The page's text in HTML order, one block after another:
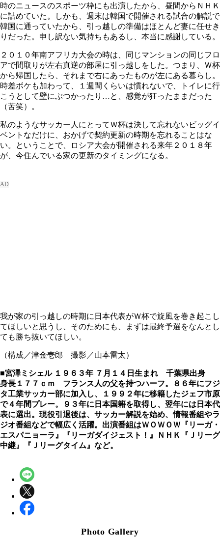
時のニュースのスポーツ枠にも出演したから、昼間からＮＨＫ
に詰めていた。しかも、週末は韓国で開催される試合の解説で
韓国に通っていたから、引っ越しの準備はほとんど妻に任せき
りだった。申し訳ない気持ちもあるし、本当に感謝している。
２０１０年南アフリカ大会の時は、同じマンションの同じフロ
アで間取りが左右真逆の部屋に引っ越しをした。つまり、Ｗ杯
から帰国したら、それまで右にあったものが左にある暮らし。
時差ボケも加わって、１週間くらいは慣れないで、トイレに行
こうとして壁にぶつかったり…と、感覚が狂ったままだった
（苦笑）。
私のようなサッカー人にとってＷ杯は決して忘れないビッグイ
ベントなだけに、おかげで契約更新の時期を忘れることはな
い。ということで、ロシア大会が開催される来年２０１８年
が、今住んでいる家の更新のタイミングになる。
我が家の引っ越しの時期に日本代表がＷ杯で旋風を巻き起こし
てほしいと思うし、そのためにも、まずは最終予選をなんとし
ても勝ち抜いてほしい。
（構成／津金壱郎 撮影／山本雷太）
■宮澤ミシェル １９６３年 ７月１４日生まれ 千葉県出身
身長１７７ｃｍ フランス人の父を持つハーフ。８６年にフジ
タ工業サッカー部に加入し、１９９２年に移籍したジェフ市原
で４年間プレー。９３年に日本国籍を取得し、翌年には日本代
表に選出。現役引退後は、サッカー解説を始め、情報番組やラ
ジオ番組などで幅広く活躍。出演番組はＷＯＷＯＷ『リーガ・
エスパニョーラ』『リーガダイジェスト！』ＮＨＫ『Ｊリーグ
中継』『Ｊリーグタイム』など。
Photo Gallery